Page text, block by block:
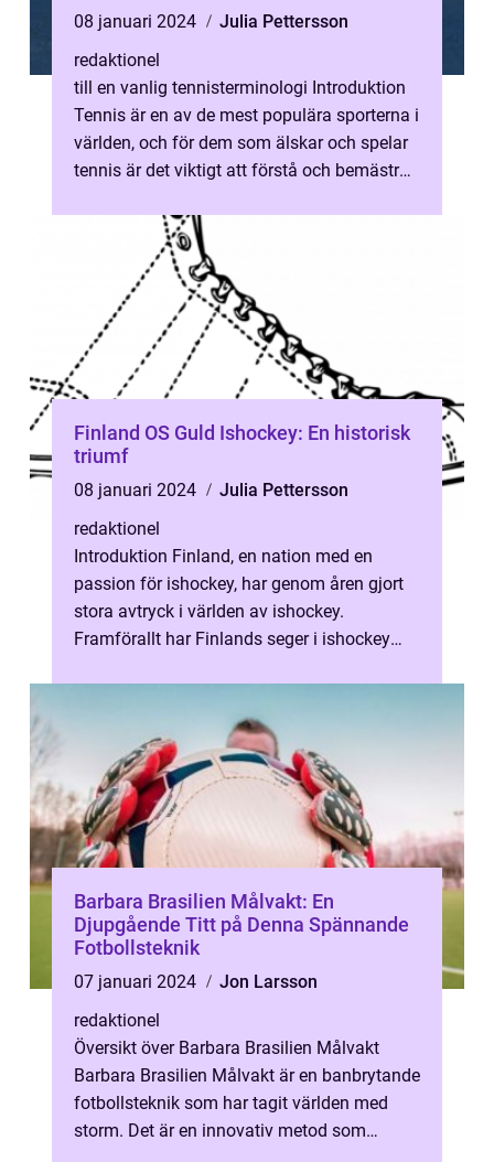
08 januari 2024
Julia Pettersson
redaktionel
till en vanlig tennisterminologi Introduktion
Tennis är en av de mest populära sporterna i
världen, och för dem som älskar och spelar
tennis är det viktigt att förstå och bemästra
Finland OS Guld Ishockey: En historisk
triumf
08 januari 2024
Julia Pettersson
redaktionel
Introduktion Finland, en nation med en
passion för ishockey, har genom åren gjort
stora avtryck i världen av ishockey.
Framförallt har Finlands seger i ishockey
Barbara Brasilien Målvakt: En
Djupgående Titt på Denna Spännande
Fotbollsteknik
07 januari 2024
Jon Larsson
redaktionel
Översikt över Barbara Brasilien Målvakt
Barbara Brasilien Målvakt är en banbrytande
fotbollsteknik som har tagit världen med
storm. Det är en innovativ metod som